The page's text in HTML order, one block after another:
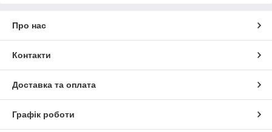
Про нас
Контакти
Доставка та оплата
Графік роботи